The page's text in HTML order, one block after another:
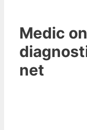
Medic
net